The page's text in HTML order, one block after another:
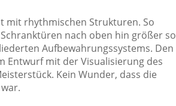
mit rhythmischen Strukturen. So
nach oben hin größer so
Aufbewahrungssystems. Den
Entwurf mit der Visualisierung des
Kein Wunder, dass die